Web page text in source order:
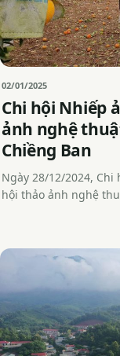
02/01/2025
Chi hội Nhiếp
ảnh nghệ
Chiềng Ban
Ngày 28/12/2024,
hội thảo ảnh nghệ